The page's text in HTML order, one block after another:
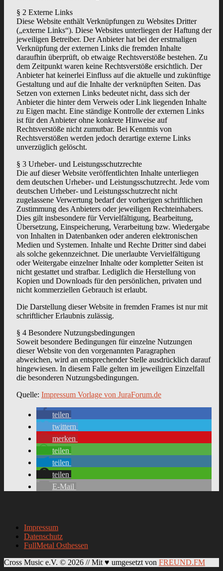
§ 2 Externe Links
Diese Website enthält Verknüpfungen zu Websites Dritter
(„externe Links“). Diese Websites unterliegen der Haftung der
jeweiligen Betreiber. Der Anbieter hat bei der erstmaligen
Verknüpfung der externen Links die fremden Inhalte
daraufhin überprüft, ob etwaige Rechtsverstöße bestehen. Zu
dem Zeitpunkt waren keine Rechtsverstöße ersichtlich. Der
Anbieter hat keinerlei Einfluss auf die aktuelle und zukünftige
Gestaltung und auf die Inhalte der verknüpften Seiten. Das
Setzen von externen Links bedeutet nicht, dass sich der
Anbieter die hinter dem Verweis oder Link liegenden Inhalte
zu Eigen macht. Eine ständige Kontrolle der externen Links
ist für den Anbieter ohne konkrete Hinweise auf
Rechtsverstöße nicht zumutbar. Bei Kenntnis von
Rechtsverstößen werden jedoch derartige externe Links
unverzüglich gelöscht.
§ 3 Urheber- und Leistungsschutzrechte
Die auf dieser Website veröffentlichten Inhalte unterliegen
dem deutschen Urheber- und Leistungsschutzrecht. Jede vom
deutschen Urheber- und Leistungsschutzrecht nicht
zugelassene Verwertung bedarf der vorherigen schriftlichen
Zustimmung des Anbieters oder jeweiligen Rechteinhabers.
Dies gilt insbesondere für Vervielfältigung, Bearbeitung,
Übersetzung, Einspeicherung, Verarbeitung bzw. Wiedergabe
von Inhalten in Datenbanken oder anderen elektronischen
Medien und Systemen. Inhalte und Rechte Dritter sind dabei
als solche gekennzeichnet. Die unerlaubte Vervielfältigung
oder Weitergabe einzelner Inhalte oder kompletter Seiten ist
nicht gestattet und strafbar. Lediglich die Herstellung von
Kopien und Downloads für den persönlichen, privaten und
nicht kommerziellen Gebrauch ist erlaubt.
Die Darstellung dieser Website in fremden Frames ist nur mit
schriftlicher Erlaubnis zulässig.
§ 4 Besondere Nutzungsbedingungen
Soweit besondere Bedingungen für einzelne Nutzungen
dieser Website von den vorgenannten Paragraphen
abweichen, wird an entsprechender Stelle ausdrücklich darauf
hingewiesen. In diesem Falle gelten im jeweiligen Einzelfall
die besonderen Nutzungsbedingungen.
Quelle: Impressum Vorlage von JuraForum.de
teilen
twittern
merken
teilen
teilen
teilen
E-Mail
Impressum
Datenschutz
FullMetal Osthessen
Cross Music e.V. © 2026 // Mit ♥ umgesetzt von FREUND.FM